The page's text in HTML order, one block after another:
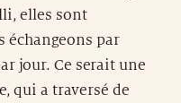
elles sont
échangeons par
jour. Ce serait une
qui a traversé de